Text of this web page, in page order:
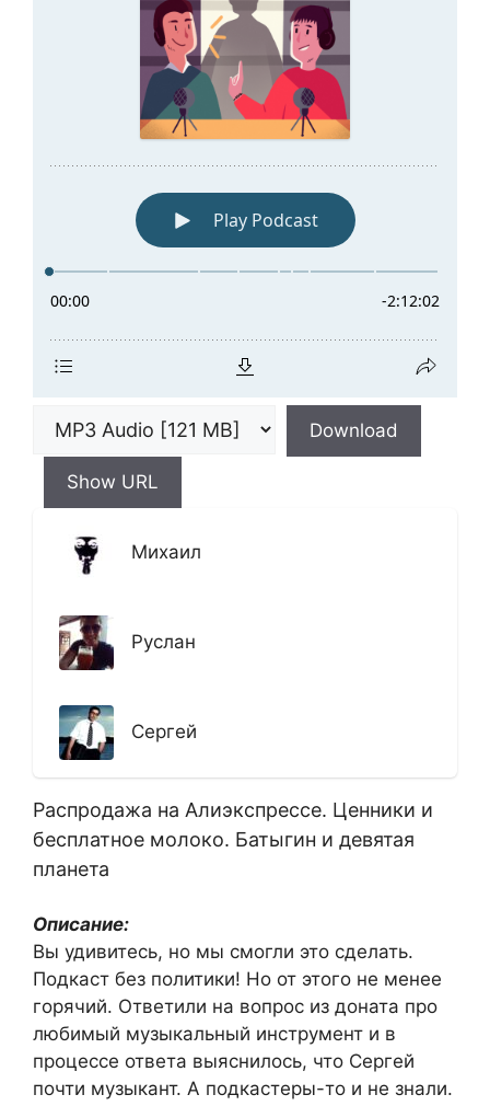
Download
Show URL
Михаил
Руслан
Сергей
Распродажа на Алиэкспрессе. Ценники и
бесплатное молоко. Батыгин и девятая
планета
Описание:
Вы удивитесь, но мы смогли это сделать.
Подкаст без политики! Но от этого не менее
горячий. Ответили на вопрос из доната про
любимый музыкальный инструмент и в
процессе ответа выяснилось, что Сергей
почти музыкант. А подкастеры-то и не знали.